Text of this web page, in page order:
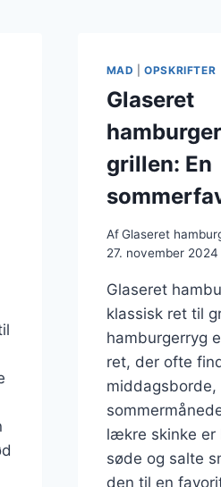
MAD |OPSKRIFTER
Glaseret
grillen: En
Af Glaseret
27. november 2024
Glaseret
klassisk ret til
hamburgerryg
ret, der ofte
lækre skinke er
søde og salte
den til en